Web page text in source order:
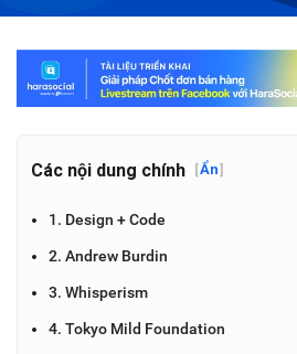
Các nội dung chính [Ẩn]
1. Design + Code
2. Andrew Burdin
3. Whisperism
4. Tokyo Mild Foundation